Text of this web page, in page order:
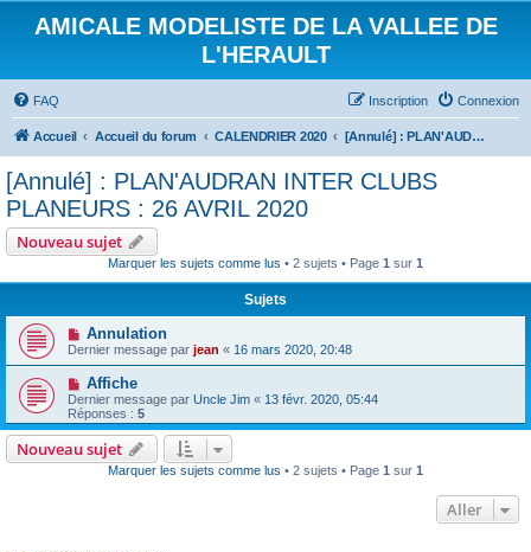
AMICALE MODELISTE DE LA VALLEE DE
L'HERAULT
FAQ Connexion
Inscription
Accueil Accueil du forum CALENDRIER 2020 [Annulé] : PLAN'AUDRAN INTER CLUBS PLANEURS : 26 AVRIL 2020
[Annulé] : PLAN'AUDRAN INTER CLUBS
PLANEURS : 26 AVRIL 2020
Nouveau sujet
Marquer les sujets comme lus • 2 sujets • Page 1 sur 1
Sujets
Annulation
Dernier message par jean « 16 mars 2020, 20:48
Affiche
Dernier message par Uncle Jim « 13 févr. 2020, 05:44
Réponses : 5
Nouveau sujet
Marquer les sujets comme lus • 2 sujets • Page 1 sur 1
Aller